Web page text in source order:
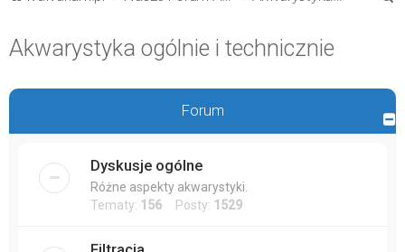
a
j
Akwarystyka ogólnie i technicznie
Forum
Dyskusje ogólne
Różne aspekty akwarystyki.
Tematy: 156 Posty: 1529